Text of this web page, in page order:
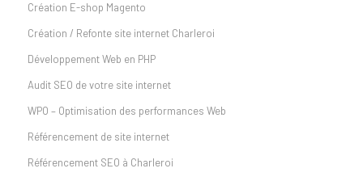
Création E-shop Magento
Création / Refonte site internet Charleroi
Développement Web en PHP
Audit SEO de votre site internet
WPO – Optimisation des performances Web
Référencement de site internet
Référencement SEO à Charleroi